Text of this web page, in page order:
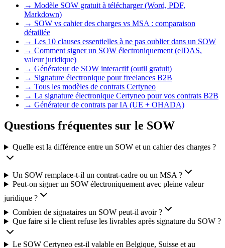
→ Modèle SOW gratuit à télécharger (Word, PDF,
Markdown)
→ SOW vs cahier des charges vs MSA : comparaison
détaillée
→ Les 10 clauses essentielles à ne pas oublier dans un SOW
→ Comment signer un SOW électroniquement (eIDAS,
valeur juridique)
→ Générateur de SOW interactif (outil gratuit)
→ Signature électronique pour freelances B2B
→ Tous les modèles de contrats Certyneo
→ La signature électronique Certyneo pour vos contrats B2B
→ Générateur de contrats par IA (UE + OHADA)
Questions fréquentes sur le SOW
Quelle est la différence entre un SOW et un cahier des charges ?
Un SOW remplace-t-il un contrat-cadre ou un MSA ?
Peut-on signer un SOW électroniquement avec pleine valeur
juridique ?
Combien de signataires un SOW peut-il avoir ?
Que faire si le client refuse les livrables après signature du SOW ?
Le SOW Certyneo est-il valable en Belgique, Suisse et au